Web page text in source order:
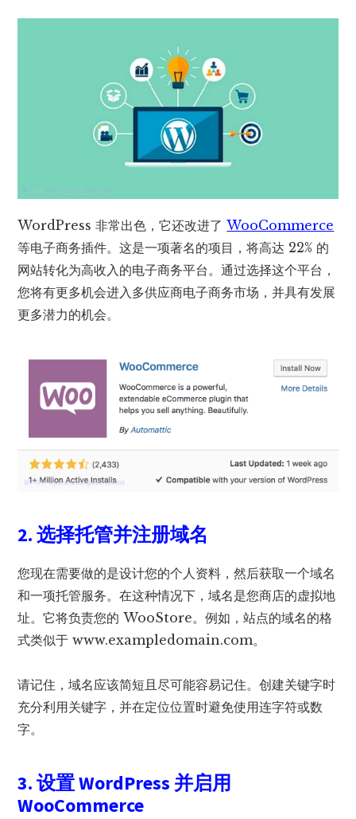
WordPress 非常出色，它还改进了WooCommerce
等电子商务插件。这是一项著名的项目，将高达 22% 的
网站转化为高收入的电子商务平台。通过选择这个平台，
您将有更多机会进入多供应商电子商务市场，并具有发展
更多潜力的机会。
2. 选择托管并注册域名
您现在需要做的是设计您的个人资料，然后获取一个域名
和一项托管服务。在这种情况下，域名是您商店的虚拟地
址。它将负责您的 WooStore。例如，站点的域名的格
式类似于 www.exampledomain.com。
请记住，域名应该简短且尽可能容易记住。创建关键字时
充分利用关键字，并在定位位置时避免使用连字符或数
字。
3. 设置 WordPress 并启用
WooCommerce